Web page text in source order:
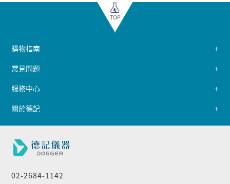
TOP
02-2684-1142
購物指南
常見問題
服務中心
關於德記